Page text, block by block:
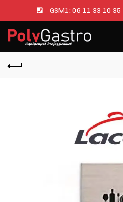
GSM1:06 11 33 10 35